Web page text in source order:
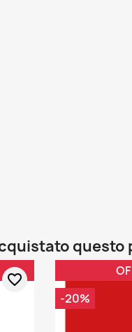
favorite_border
-20%